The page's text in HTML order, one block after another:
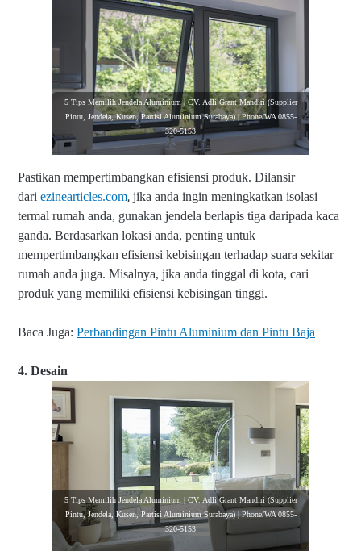
5 Tips Memilih Jendela Aluminium | CV. Adli Grant Mandiri (Supplier
Pintu, Jendela, Kusen, Partisi Aluminium Surabaya) | Phone/WA 0855-
320-5153
Pastikan mempertimbangkan efisiensi produk. Dilansir
dari ezinearticles.com, jika anda ingin meningkatkan isolasi
termal rumah anda, gunakan jendela berlapis tiga daripada kaca
ganda. Berdasarkan lokasi anda, penting untuk
mempertimbangkan efisiensi kebisingan terhadap suara sekitar
rumah anda juga. Misalnya, jika anda tinggal di kota, cari
produk yang memiliki efisiensi kebisingan tinggi.
Baca Juga: Perbandingan Pintu Aluminium dan Pintu Baja
4. Desain
5 Tips Memilih Jendela Aluminium | CV. Adli Grant Mandiri (Supplier
Pintu, Jendela, Kusen, Partisi Aluminium Surabaya) | Phone/WA 0855-
320-5153